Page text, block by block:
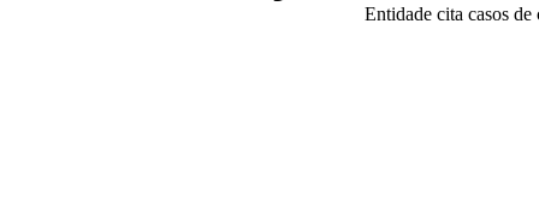
Entidade cita casos